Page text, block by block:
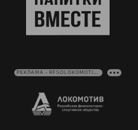
РЕКЛАМА • RFSOLOKOMOTIV.RU